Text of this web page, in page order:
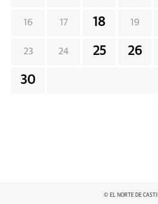
16 17 18 19
23 24 25 26
30
© EL NORTE DE